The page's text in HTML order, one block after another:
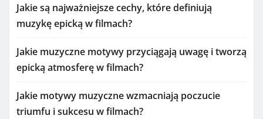
Jakie są najważniejsze cechy, które definiują
muzykę epicką w filmach?
Jakie muzyczne motywy przyciągają uwagę i tworzą
epicką atmosferę w filmach?
Jakie motywy muzyczne wzmacniają poczucie
triumfu i sukcesu w filmach?